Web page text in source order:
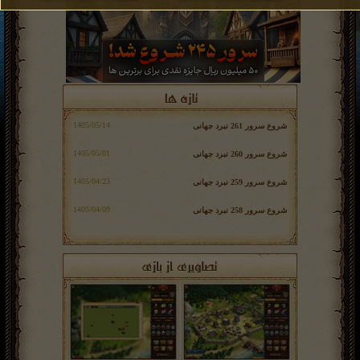
شروع سرور 261 نبرد جهانی
شروع سرور 260 نبرد جهانی
شروع سرور 259 نبرد جهانی
شروع سرور 258 نبرد جهانی